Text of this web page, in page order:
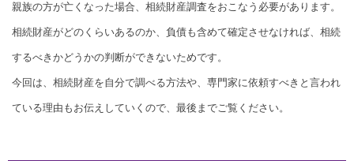
親族の方が亡くなった場合、相続財産調査をおこなう必要があります。
相続財産がどのくらいあるのか、負債も含めて確定させなければ、相続
するべきかどうかの判断ができないためです。
今回は、相続財産を自分で調べる方法や、専門家に依頼すべきと言われ
ている理由もお伝えしていくので、最後までご覧ください。